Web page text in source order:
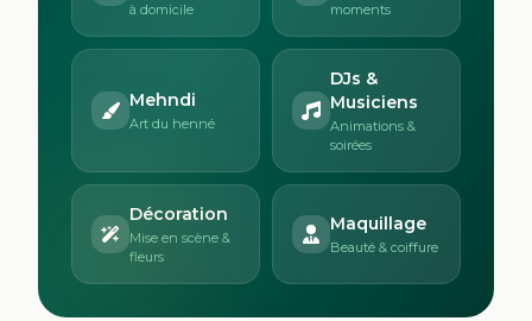
à domicile
moments
Mehndi
Art du henné
DJs &
Musiciens
Animations &
soirées
Décoration
Mise en scène &
fleurs
Maquillage
Beauté & coiffure